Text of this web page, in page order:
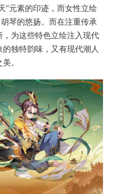
”元素的印迹，而女性立绘
琴的悠扬。而在注重传承
为这些特色立绘注入现代
独特韵味，又有现代潮人
。